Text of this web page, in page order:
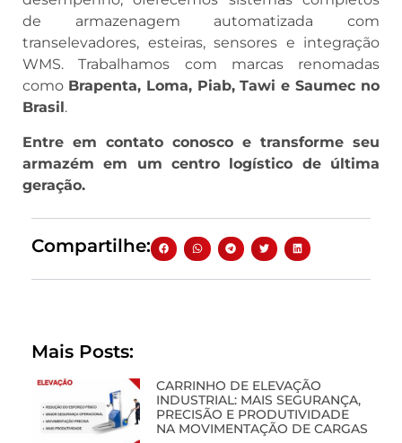
de armazenagem automatizada com
transelevadores, esteiras, sensores e integração
WMS. Trabalhamos com marcas renomadas
como Brapenta, Loma, Piab, Tawi e Saumec no
Brasil .
Entre em contato conosco e transforme seu
armazém em um centro logístico de última
geração.
Compartilhe:
Mais Posts:
CARRINHO DE ELEVAÇÃO
INDUSTRIAL: MAIS SEGURANÇA,
PRECISÃO E PRODUTIVIDADE
NA MOVIMENTAÇÃO DE CARGAS